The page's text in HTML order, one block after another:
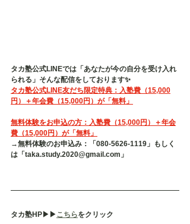
タカ塾公式LINEでは「あなたが今の自分を受け入れ
られる」そんな配信をしております✨
タカ塾公式LINE友だち限定特典：入塾費（15,000
円）＋年会費（15,000円）が「無料」
無料体験をお申込の方：入塾費（15,000円）＋年会
費（15,000円）が「無料」
→無料体験のお申込み：「080-5626-1119」もしく
は「taka.study.2020@gmail.com」
タカ塾HP▶︎▶︎こちらをクリック